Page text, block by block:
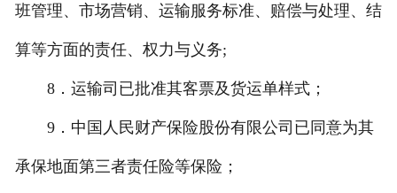
班管理、市场营销、运输服务标准、赔偿与处理、结
算等方面的责任、权力与义务;
8．运输司已批准其客票及货运单样式；
9．中国人民财产保险股份有限公司已同意为其
承保地面第三者责任险等保险；